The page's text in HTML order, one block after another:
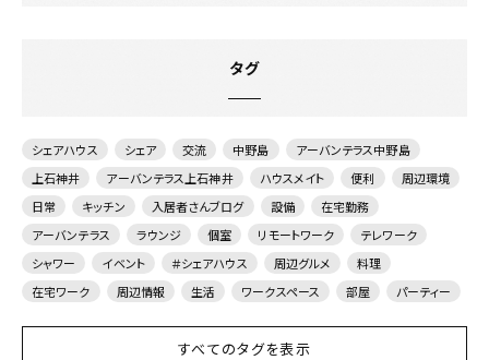
タグ
シェアハウス シェア 交流 中野島
アーバンテラス中野島
上石神井
アーバンテラス上石神井 ハウスメイト 便利
周辺環境
日常
キッチン 入居者さんブログ 設備
在宅勤務
アーバンテラス
ラウンジ 個室 リモートワーク
テレワーク
シャワー
イベント ＃シェアハウス 周辺グルメ
料理
在宅ワーク
周辺情報 生活 ワークスペース 部屋 パーティー
すべてのタグを表示